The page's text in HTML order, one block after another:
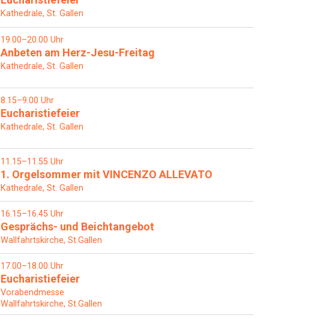
Kathedrale, St. Gallen
19.00–20.00 Uhr
Anbeten am Herz-Jesu-Freitag
Kathedrale, St. Gallen
8.15–9.00 Uhr
Eucharistiefeier
Kathedrale, St. Gallen
11.15–11.55 Uhr
1. Orgelsommer mit VINCENZO ALLEVATO
Kathedrale, St. Gallen
16.15–16.45 Uhr
Gesprächs- und Beichtangebot
Wallfahrtskirche, St.Gallen
17.00–18.00 Uhr
Eucharistiefeier
Vorabendmesse
Wallfahrtskirche, St.Gallen